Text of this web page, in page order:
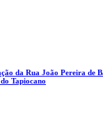
da Rua João Pereira de
Tapiocano